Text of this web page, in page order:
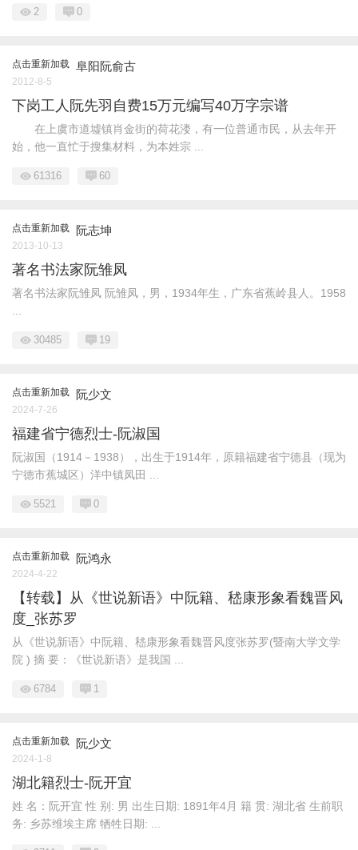
2 0
点击重新加载 阜阳阮俞古
2012-8-5
下岗工人阮先羽自费15万元编写40万字宗谱
在上虞市道墟镇肖金街的荷花溇，有一位普通市民，从去年开
始，他一直忙于搜集材料，为本姓宗 ...
61316 60
点击重新加载 阮志坤
2013-10-13
著名书法家阮雏凤
著名书法家阮雏凤 阮雏凤，男，1934年生，广东省蕉岭县人。1958
...
30485 19
点击重新加载 阮少文
2024-7-26
福建省宁德烈士-阮淑国
阮淑国（1914－1938），出生于1914年，原籍福建省宁德县（现为
宁德市蕉城区）洋中镇凤田 ...
5521 0
点击重新加载 阮鸿永
2024-4-22
【转载】从《世说新语》中阮籍、嵇康形象看魏晋风
度_张苏罗
从《世说新语》中阮籍、嵇康形象看魏晋风度张苏罗(暨南大学文学
院 ) 摘 要：《世说新语》是我国 ...
6784 1
点击重新加载 阮少文
2024-1-8
湖北籍烈士-阮开宜
姓 名：阮开宜 性 别: 男 出生日期: 1891年4月 籍 贯: 湖北省 生前职
务: 乡苏维埃主席 牺牲日期: ...